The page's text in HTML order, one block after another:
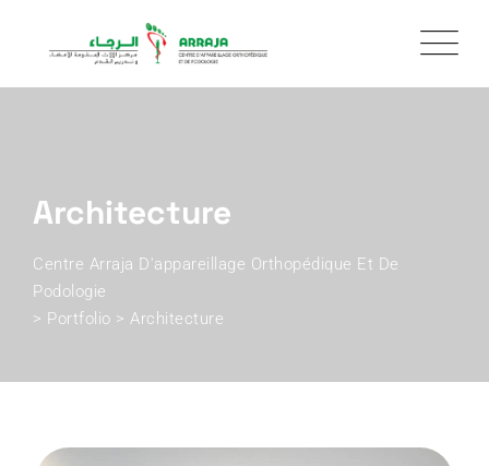
Architecture
Centre Arraja D'appareillage Orthopédique Et De
Podologie
> Portfolio > Architecture